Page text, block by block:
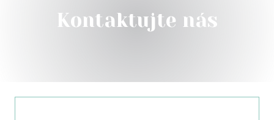
Kontaktujte nás